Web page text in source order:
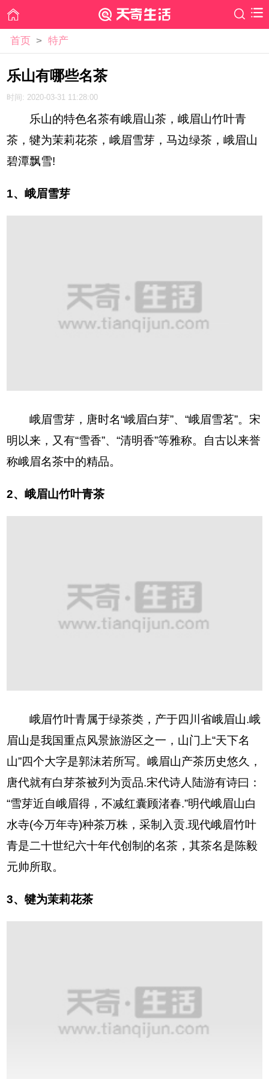
首页 > 特产
乐山有哪些名茶
时间: 2020-03-31 11:28:00
乐山的特色名茶有峨眉山茶，峨眉山竹叶青
茶，犍为茉莉花茶，峨眉雪芽，马边绿茶，峨眉山
碧潭飘雪!
1、峨眉雪芽
峨眉雪芽，唐时名“峨眉白芽”、“峨眉雪茗”。宋
明以来，又有“雪香”、“清明香”等雅称。自古以来誉
称峨眉名茶中的精品。
2、峨眉山竹叶青茶
峨眉竹叶青属于绿茶类，产于四川省峨眉山.峨
眉山是我国重点风景旅游区之一，山门上“天下名
山”四个大字是郭沫若所写。峨眉山产茶历史悠久，
唐代就有白芽茶被列为贡品.宋代诗人陆游有诗曰：
“雪芽近自峨眉得，不减红囊顾渚春.”明代峨眉山白
水寺(今万年寺)种茶万株，采制入贡.现代峨眉竹叶
青是二十世纪六十年代创制的名茶，其茶名是陈毅
元帅所取。
3、犍为茉莉花茶